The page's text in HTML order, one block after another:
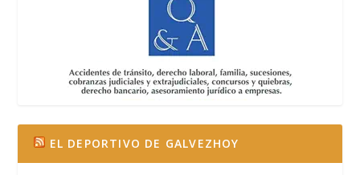
EL DEPORTIVO DE GALVEZHOY